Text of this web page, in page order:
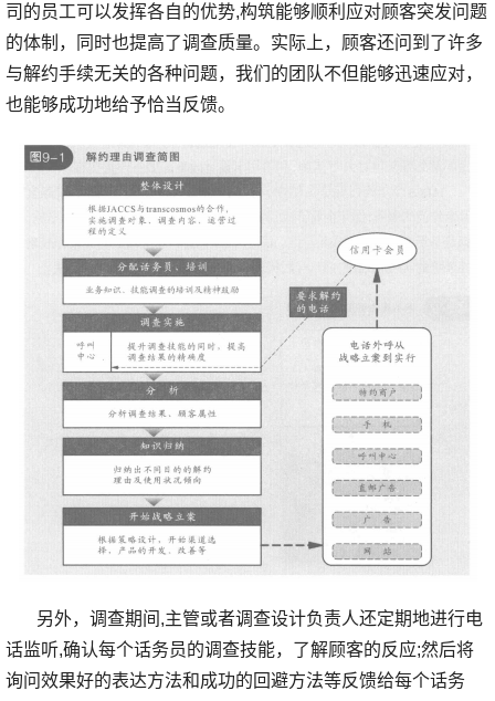
司的员工可以发挥各自的优势,构筑能够顺利应对顾客突发问题
的体制，同时也提高了调查质量。实际上，顾客还问到了许多
与解约手续无关的各种问题，我们的团队不但能够迅速应对，
也能够成功地给予恰当反馈。
另外，调查期间,主管或者调查设计负责人还定期地进行电
话监听,确认每个话务员的调查技能，了解顾客的反应;然后将
询问效果好的表达方法和成功的回避方法等反馈给每个话务